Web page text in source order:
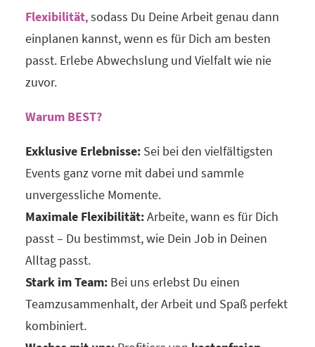
Flexibilität, sodass Du Deine Arbeit genau dann
einplanen kannst, wenn es für Dich am besten
passt. Erlebe Abwechslung und Vielfalt wie nie
zuvor.
Warum BEST?
Exklusive Erlebnisse: Sei bei den vielfältigsten
Events ganz vorne mit dabei und sammle
unvergessliche Momente.
Maximale Flexibilität:Arbeite, wann es für Dich
passt – Du bestimmst, wie Dein Job in Deinen
Alltag passt.
Stark im Team: Bei uns erlebst Du einen
Teamzusammenhalt, der Arbeit und Spaß perfekt
kombiniert.